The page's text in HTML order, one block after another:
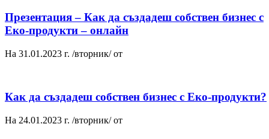
Презентация – Как да създадеш собствен бизнес с
Еко-продукти – онлайн
На 31.01.2023 г. /вторник/ от
Как да създадеш собствен бизнес с Еко-продукти?
На 24.01.2023 г. /вторник/ от